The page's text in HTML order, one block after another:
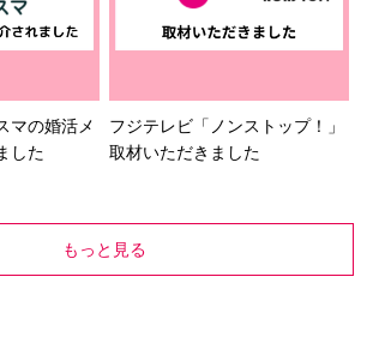
マの婚活メ
した
フジテレビ「ノンストップ！」
取材いただきました
もっと見る